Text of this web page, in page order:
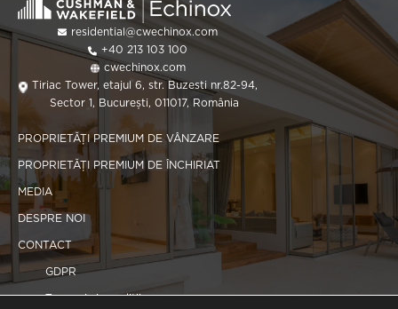
residential@cwechinox.com
+40 213 103 100
cwechinox.com
Tiriac Tower, etajul 6, str. Buzesti nr.82-94,
Sector 1, București, 011017, România
PROPRIETĂȚI PREMIUM DE VÂNZARE
PROPRIETĂȚI PREMIUM DE ÎNCHIRIAT
MEDIA
DESPRE NOI
CONTACT
GDPR
Termeni și condiții